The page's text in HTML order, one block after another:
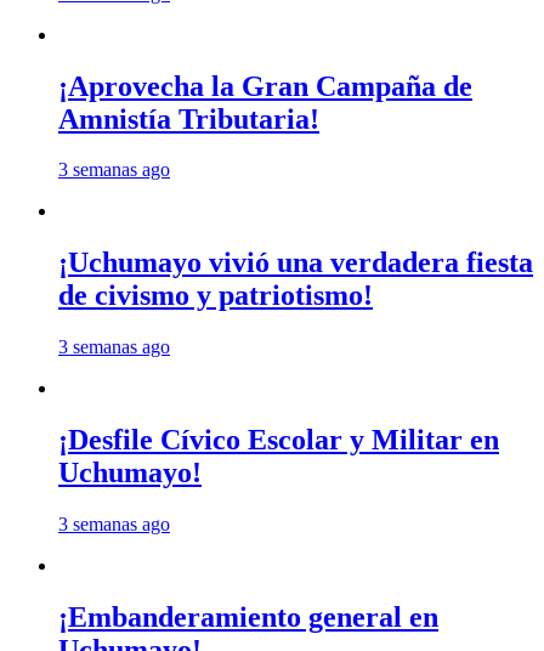
¡Aprovecha la Gran Campaña de
Amnistía Tributaria!
3 semanas ago
¡Uchumayo vivió una verdadera fiesta
de civismo y patriotismo!
3 semanas ago
¡Desfile Cívico Escolar y Militar en
Uchumayo!
3 semanas ago
¡Embanderamiento general en